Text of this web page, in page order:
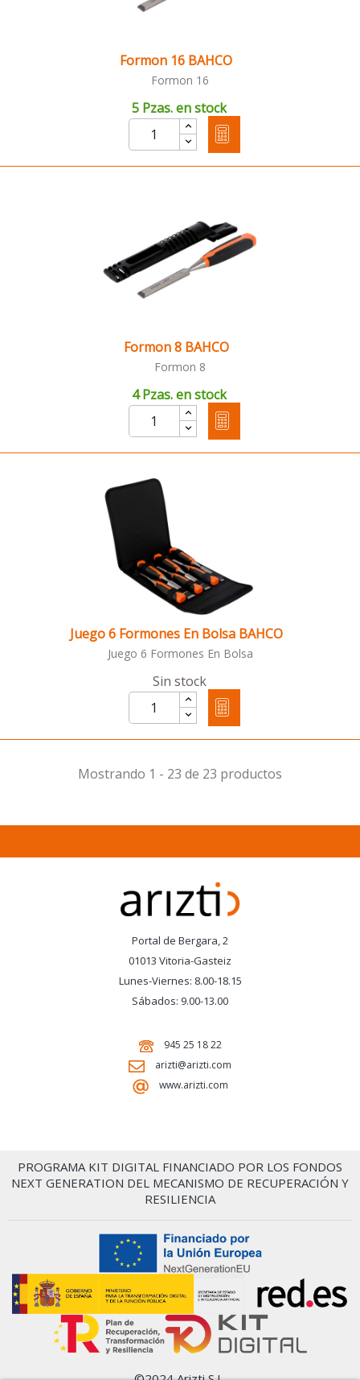
Formon 16 BAHCO
Formon 16
5 Pzas. en stock
Formon 8 BAHCO
Formon 8
4 Pzas. en stock
Juego 6 Formones En Bolsa BAHCO
Juego 6 Formones En Bolsa
Sin stock
Mostrando 1 - 23 de 23 productos
Portal de Bergara, 2
01013 Vitoria-Gasteiz
Lunes-Viernes: 8.00-18.15
Sábados: 9.00-13.00
945 25 18 22
arizti@arizti.com
www.arizti.com
PROGRAMA KIT DIGITAL FINANCIADO POR LOS FONDOS
NEXT GENERATION DEL MECANISMO DE RECUPERACIÓN Y
RESILIENCIA